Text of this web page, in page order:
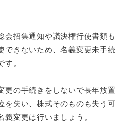
会招集通知や議決権行使書類も
できないため、名義変更未手続
す。
更の手続きをしないで長年放置
を失い、株式そのものも失う可
変更は行いましょう。